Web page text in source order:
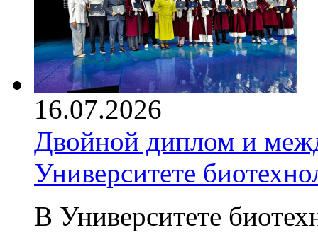
16.07.2026
Двойной диплом и
Университете
В Университете